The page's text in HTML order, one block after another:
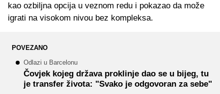
kao ozbiljna opcija u veznom redu i pokazao da može
igrati na visokom nivou bez kompleksa.
POVEZANO
Odlazi u Barcelonu
Čovjek kojeg država proklinje dao se u bijeg, tu
je transfer života: "Svako je odgovoran za sebe"